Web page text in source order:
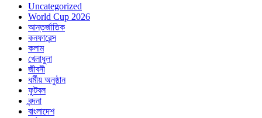
Uncategorized
World Cup 2026
আন্তর্জাতিক
কনফারেন্স
কলাম
খেলাধুলা
জীবনী
ধর্মীয় অনুষ্ঠান
ফুটবল
বন্দনা
বাংলাদেশ